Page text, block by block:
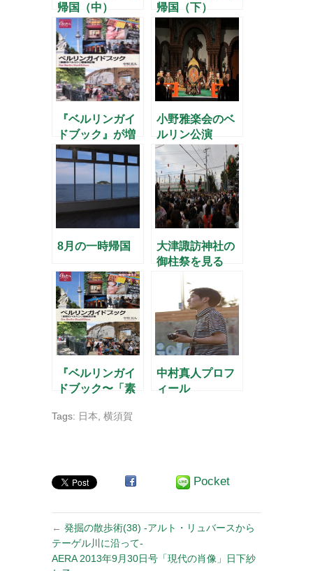
帰国（中）
帰国（下）
『ベルリンガイ
ドブック』が増
刷されました
小野雅楽会のベ
ルリン公演
8月の一時帰国
大津諏訪神社の
御柱祭を見る
『ベルリンガイ
ドブック〜「素
増補改訂版』の
中村真人プロフ
ィール
Tags: 日本 横須賀
Pocket
← 発掘の散歩術(38) -アルト・リュバースから
テーゲル川に沿って-
AERA 2013年9月30日号「現代の肖像」日下紗